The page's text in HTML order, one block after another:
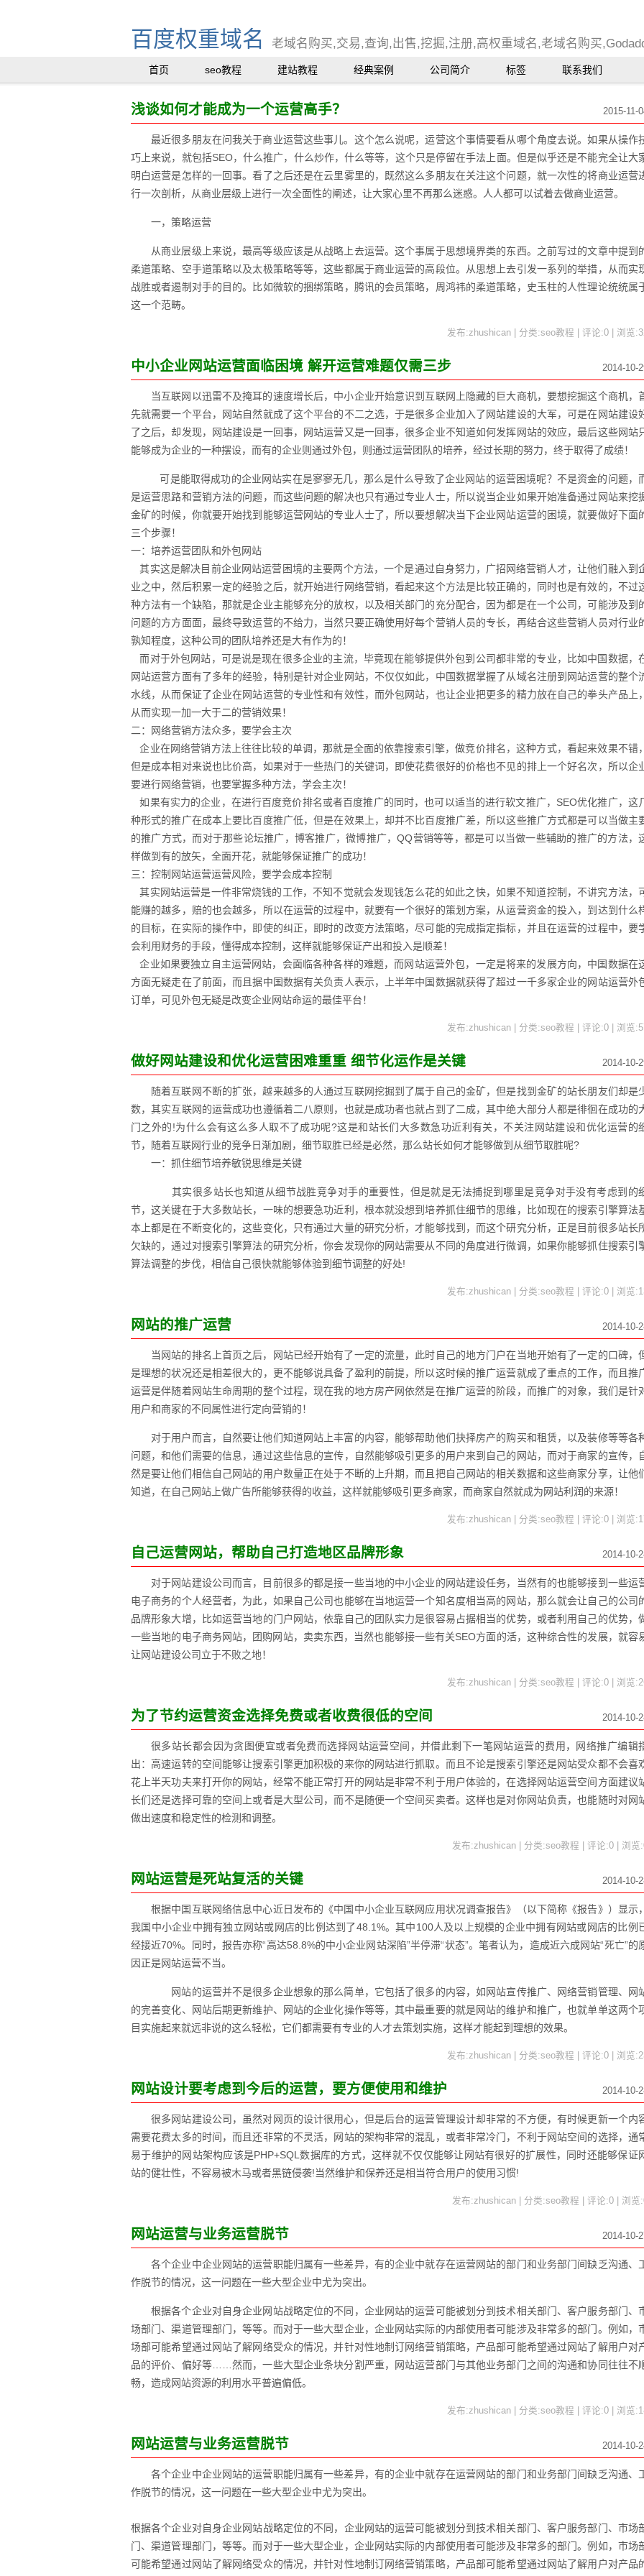
百度权重域名 老域名购买,交易,查询,出售,挖掘,注册,高权重域名,老域名购买
首页 seo教程 建站教程 经典案例 公司简介 标签 联系我们
2015-11-
浅谈如何才能成为一个运营高手？
最近很多朋友在问我关于商业运营这些事儿。这个怎么说呢，运营这个事情要看从哪个角度去说。如果从操作
巧上来说，就包括SEO，什么推广，什么炒作，什么等等，这个只是停留在手法上面。但是似乎还是不能完全让大
明白运营是怎样的一回事。看了之后还是在云里雾里的，既然这么多朋友在关注这个问题，就一次性的将商业运营
行一次剖析，从商业层级上进行一次全面性的阐述，让大家心里不再那么迷惑。人人都可以试着去做商业运营。
一，策略运营
从商业层级上来说，最高等级应该是从战略上去运营。这个事属于思想境界类的东西。之前写过的文章中提到
柔道策略、空手道策略以及太极策略等等，这些都属于商业运营的高段位。从思想上去引发一系列的举措，从而实
战胜或者遏制对手的目的。比如微软的捆绑策略，腾讯的会员策略，周鸿祎的柔道策略，史玉柱的人性理论统统属
这一个范畴。
发布:zhushican | 分类:seo教程 | 评论:0 | 浏览:
2014-10-
中小企业网站运营面临困境 解开运营难题仅需三步
当互联网以迅雷不及掩耳的速度增长后，中小企业开始意识到互联网上隐藏的巨大商机，要想挖掘这个商机，
先就需要一个平台，网站自然就成了这个平台的不二之选，于是很多企业加入了网站建设的大军，可是在网站建设
了之后，却发现，网站建设是一回事，网站运营又是一回事，很多企业不知道如何发挥网站的效应，最后这些网站
能够成为企业的一种摆设，而有的企业则通过外包，则通过运营团队的培养，经过长期的努力，终于取得了成绩！
可是能取得成功的企业网站实在是寥寥无几，那么是什么导致了企业网站的运营困境呢？不是资金的问题，
是运营思路和营销方法的问题，而这些问题的解决也只有通过专业人士，所以说当企业如果开始准备通过网站来挖
金矿的时候，你就要开始找到能够运营网站的专业人士了，所以要想解决当下企业网站运营的困境，就要做好下面
三个步骤！
一：培养运营团队和外包网站
其实这是解决目前企业网站运营困境的主要两个方法，一个是通过自身努力，广招网络营销人才，让他们融入到
业之中，然后积累一定的经验之后，就开始进行网络营销，看起来这个方法是比较正确的，同时也是有效的，不过
种方法有一个缺陷，那就是企业主能够充分的放权，以及相关部门的充分配合，因为都是在一个公司，可能涉及到
问题的方方面面，最终导致运营的不给力，当然只要正确使用好每个营销人员的专长，再结合这些营销人员对行业
孰知程度，这种公司的团队培养还是大有作为的！
而对于外包网站，可是说是现在很多企业的主流，毕竟现在能够提供外包到公司都非常的专业，比如中国数据，
网站运营方面有了多年的经验，特别是针对企业网站，不仅仅如此，中国数据掌握了从域名注册到网站运营的整个
水线，从而保证了企业在网站运营的专业性和有效性，而外包网站，也让企业把更多的精力放在自己的拳头产品上，
从而实现一加一大于二的营销效果！
二：网络营销方法众多，要学会主次
企业在网络营销方法上往往比较的单调，那就是全面的依靠搜索引擎，做竞价排名，这种方式，看起来效果不错，
但是成本相对来说也比价高，如果对于一些热门的关键词，即使花费很好的价格也不见的排上一个好名次，所以企
要进行网络营销，也要掌握多种方法，学会主次！
如果有实力的企业，在进行百度竞价排名或者百度推广的同时，也可以适当的进行软文推广，SEO优化推广，这
种形式的推广在成本上要比百度推广低，但是在效果上，却并不比百度推广差，所以这些推广方式都是可以当做主
的推广方式，而对于那些论坛推广，博客推广，微博推广，QQ营销等等，都是可以当做一些辅助的推广的方法，
样做到有的放矢，全面开花，就能够保证推广的成功！
三：控制网站运营运营风险，要学会成本控制
其实网站运营是一件非常烧钱的工作，不知不觉就会发现钱怎么花的如此之快，如果不知道控制，不讲究方法，
能赚的越多，赔的也会越多，所以在运营的过程中，就要有一个很好的策划方案，从运营资金的投入，到达到什么
的目标，在实际的操作中，即使的纠正，即时的改变方法策略，尽可能的完成指定指标，并且在运营的过程中，要
会利用财务的手段，懂得成本控制，这样就能够保证产出和投入是顺差！
企业如果要独立自主运营网站，会面临各种各样的难题，而网站运营外包，一定是将来的发展方向，中国数据在
方面无疑走在了前面，而且据中国数据有关负责人表示，上半年中国数据就获得了超过一千多家企业的网站运营外
订单，可见外包无疑是改变企业网站命运的最佳平台！
发布:zhushican | 分类:seo教程 | 评论:0 | 浏览:
2014-10-
做好网站建设和优化运营困难重重 细节化运作是关键
随着互联网不断的扩张，越来越多的人通过互联网挖掘到了属于自己的金矿，但是找到金矿的站长朋友们却是
数，其实互联网的运营成功也遵循着二八原则，也就是成功者也就占到了二成，其中绝大部分人都是徘徊在成功的
门之外的!为什么会有这么多人取不了成功呢?这是和站长们大多数急功近利有关，不关注网站建设和优化运营的
节，随着互联网行业的竞争日渐加剧，细节取胜已经是必然，那么站长如何才能够做到从细节取胜呢?
一：抓住细节培养敏锐思维是关键
其实很多站长也知道从细节战胜竞争对手的重要性，但是就是无法捕捉到哪里是竞争对手没有考虑到的
节，这关键在于大多数站长，一味的想要急功近利，根本就没想到培养抓住细节的思维，比如现在的搜索引擎算法
本上都是在不断变化的，这些变化，只有通过大量的研究分析，才能够找到，而这个研究分析，正是目前很多站长
欠缺的，通过对搜索引擎算法的研究分析，你会发现你的网站需要从不同的角度进行微调，如果你能够抓住搜索引
算法调整的步伐，相信自己很快就能够体验到细节调整的好处!
发布:zhushican | 分类:seo教程 | 评论:0 | 浏览:
2014-10-
网站的推广运营
当网站的排名上首页之后，网站已经开始有了一定的流量，此时自己的地方门户在当地开始有了一定的口碑，
是理想的状况还是相差很大的，更不能够说具备了盈利的前提，所以这时候的推广运营就成了重点的工作，而且推
运营是伴随着网站生命周期的整个过程，现在我的地方房产网依然是在推广运营的阶段，而推广的对象，我们是针
用户和商家的不同属性进行定向营销的！
对于用户而言，自然要让他们知道网站上丰富的内容，能够帮助他们抉择房产的购买和租赁，以及装修等等各
问题，和他们需要的信息，通过这些信息的宣传，自然能够吸引更多的用户来到自己的网站，而对于商家的宣传，
然是要让他们相信自己网站的用户数量正在处于不断的上升期，而且把自己网站的相关数据和这些商家分享，让他
知道，在自己网站上做广告所能够获得的收益，这样就能够吸引更多商家，而商家自然就成为网站利润的来源！
发布:zhushican | 分类:seo教程 | 评论:0 | 浏览:
2014-10-
自己运营网站，帮助自己打造地区品牌形象
对于网站建设公司而言，目前很多的都是接一些当地的中小企业的网站建设任务，当然有的也能够接到一些运
电子商务的个人经营者，为此，如果自己公司也能够在当地运营一个知名度相当高的网站，那么就会让自己的公司
品牌形象大增，比如运营当地的门户网站，依靠自己的团队实力是很容易占据相当的优势，或者利用自己的优势，
一些当地的电子商务网站，团购网站，卖卖东西，当然也能够接一些有关SEO方面的活，这种综合性的发展，就容
让网站建设公司立于不败之地！
发布:zhushican | 分类:seo教程 | 评论:0 | 浏览:
2014-10-
为了节约运营资金选择免费或者收费很低的空间
很多站长都会因为贪图便宜或者免费而选择网站运营空间，并借此剩下一笔网站运营的费用，网络推广编辑
出：高速运转的空间能够让搜索引擎更加积极的来你的网站进行抓取。而且不论是搜索引擎还是网站受众都不会喜
花上半天功夫来打开你的网站，经常不能正常打开的网站是非常不利于用户体验的，在选择网站运营空间方面建议
长们还是选择可靠的空间上或者是大型公司，而不是随便一个空间买卖者。这样也是对你网站负责，也能随时对网
做出速度和稳定性的检测和调整。
发布:zhushican | 分类:seo教程 | 评论:0 | 浏览:
2014-10-
网站运营是死站复活的关键
根据中国互联网络信息中心近日发布的《中国中小企业互联网应用状况调查报告》（以下简称《报告》）显示，
我国中小企业中拥有独立网站或网店的比例达到了48.1%。其中100人及以上规模的企业中拥有网站或网店的比例
经接近70%。同时，报告亦称“高达58.8%的中小企业网站深陷”半停滞“状态”。笔者认为，造成近六成网站“死亡”的
因正是网站运营不当。
网站的运营并不是很多企业想象的那么简单，它包括了很多的内容，如网站宣传推广、网络营销管理、网
的完善变化、网站后期更新维护、网站的企业化操作等等，其中最重要的就是网站的维护和推广，也就单单这两个
目实施起来就远非说的这么轻松，它们都需要有专业的人才去策划实施，这样才能起到理想的效果。
发布:zhushican | 分类:seo教程 | 评论:0 | 浏览:
2014-10-
网站设计要考虑到今后的运营，要方便使用和维护
很多网站建设公司，虽然对网页的设计很用心，但是后台的运营管理设计却非常的不方便，有时候更新一个内
需要花费太多的时间，而且还非常的不灵活，网站的架构非常的混乱，或者非常冷门，不利于网站空间的选择，通
易于维护的网站架构应该是PHP+SQL数据库的方式，这样就不仅仅能够让网站有很好的扩展性，同时还能够保证
站的健壮性，不容易被木马或者黑链侵袭!当然维护和保养还是相当符合用户的使用习惯!
发布:zhushican | 分类:seo教程 | 评论:0 | 浏览:
2014-10-
网站运营与业务运营脱节
各个企业中企业网站的运营职能归属有一些差异，有的企业中就存在运营网站的部门和业务部门间缺乏沟通、
作脱节的情况，这一问题在一些大型企业中尤为突出。
根据各个企业对自身企业网站战略定位的不同，企业网站的运营可能被划分到技术相关部门、客户服务部门、
场部门、渠道管理部门，等等。而对于一些大型企业，企业网站实际的内部使用者可能涉及非常多的部门。例如，
场部可能希望通过网站了解网络受众的情况，并针对性地制订网络营销策略，产品部可能希望通过网站了解用户对
品的评价、偏好等……然而，一些大型企业条块分割严重，网站运营部门与其他业务部门之间的沟通和协同往往不
畅，造成网站资源的利用水平普遍偏低。
发布:zhushican | 分类:seo教程 | 评论:0 | 浏览:
2014-10-
网站运营与业务运营脱节
各个企业中企业网站的运营职能归属有一些差异，有的企业中就存在运营网站的部门和业务部门间缺乏沟通、
作脱节的情况，这一问题在一些大型企业中尤为突出。
根据各个企业对自身企业网站战略定位的不同，企业网站的运营可能被划分到技术相关部门、客户服务部门、市场
门、渠道管理部门，等等。而对于一些大型企业，企业网站实际的内部使用者可能涉及非常多的部门。例如，市场
可能希望通过网站了解网络受众的情况，并针对性地制订网络营销策略，产品部可能希望通过网站了解用户对产品